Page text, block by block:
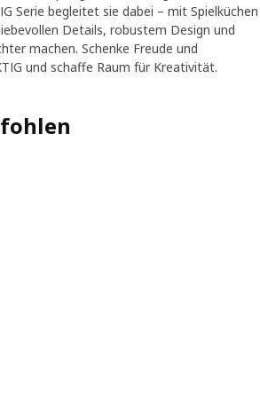
Serie begleitet sie dabei – mit Spielküchen
Details, robustem Design und
machen. Schenke Freude und
und schaffe Raum für Kreativität.